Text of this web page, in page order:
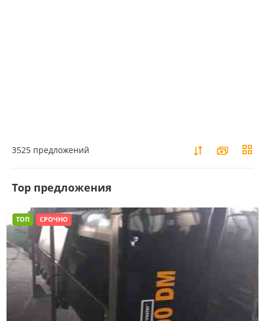
3525 предложений
Top предложения
ТОП СРОЧНО